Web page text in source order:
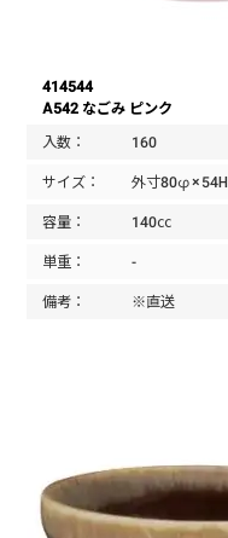
414544
A542 なごみ ピンク
入数：
160
サイズ：
外寸80φ×54H
容量：
140㏄
単重：
-
備考：
※直送